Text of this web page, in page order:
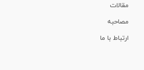
مقالات
مصاحبه
ارتباط با ما